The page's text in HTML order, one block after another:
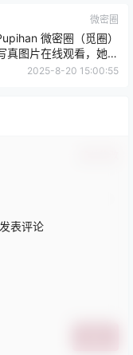
微密圈
微密圈（觅圈）
真图片在线观看，她可
是车模喔！
2025-8-20 15:00:55
表评论